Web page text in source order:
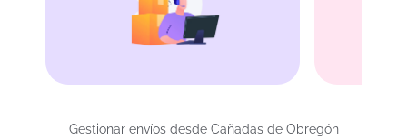
Gestionar envíos desde Cañadas de Obregón